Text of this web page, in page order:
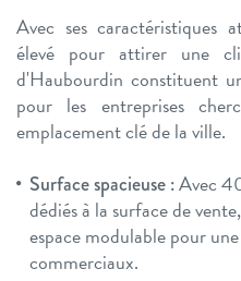
Avec ses caractéristiques
élevé pour attirer une
d'Haubourdin constituent
pour les entreprises
emplacement clé de la ville.
Surface spacieuse :Avec
dédiés à la surface de
espace modulable pour
commerciaux.